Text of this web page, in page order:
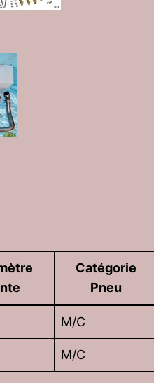
Catégorie
Pneu
M/C
M/C